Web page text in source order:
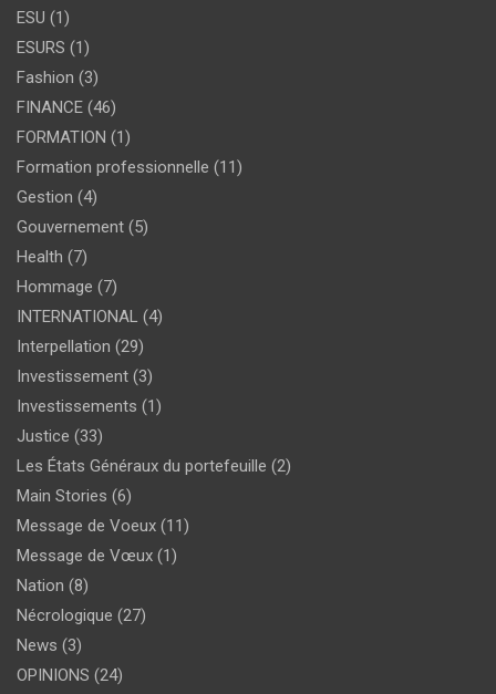
ESU (1)
ESURS (1)
Fashion (3)
FINANCE (46)
FORMATION (1)
Formation professionnelle (11)
Gestion (4)
Gouvernement (5)
Health (7)
Hommage (7)
INTERNATIONAL (4)
Interpellation (29)
Investissement (3)
Investissements (1)
Justice (33)
Les États Généraux du portefeuille (2)
Main Stories (6)
Message de Voeux (11)
Message de Vœux (1)
Nation (8)
Nécrologique (27)
News (3)
OPINIONS (24)